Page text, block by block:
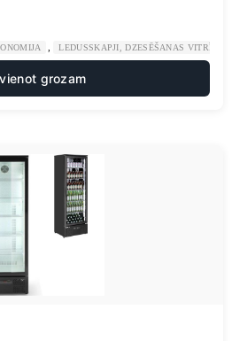
LEDUSSKAPJI, DZESĒŠANAS VITRĪNAS
grozam